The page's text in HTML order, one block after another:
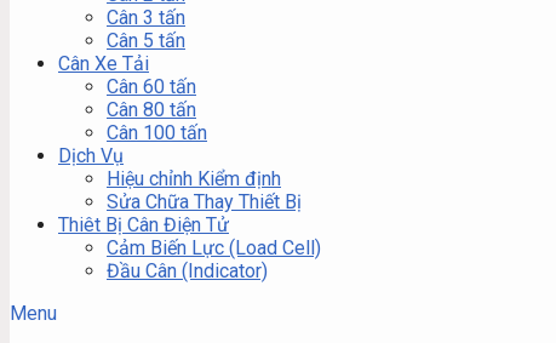
Cân 3 tấn
Cân 5 tấn
Cân Xe Tải
Cân 60 tấn
Cân 80 tấn
Cân 100 tấn
Dịch Vụ
Hiệu chỉnh Kiểm định
Sửa Chữa Thay Thiết Bị
Thiêt Bị Cân Điện Tử
Cảm Biến Lực (Load Cell)
Đầu Cân (Indicator)
Menu